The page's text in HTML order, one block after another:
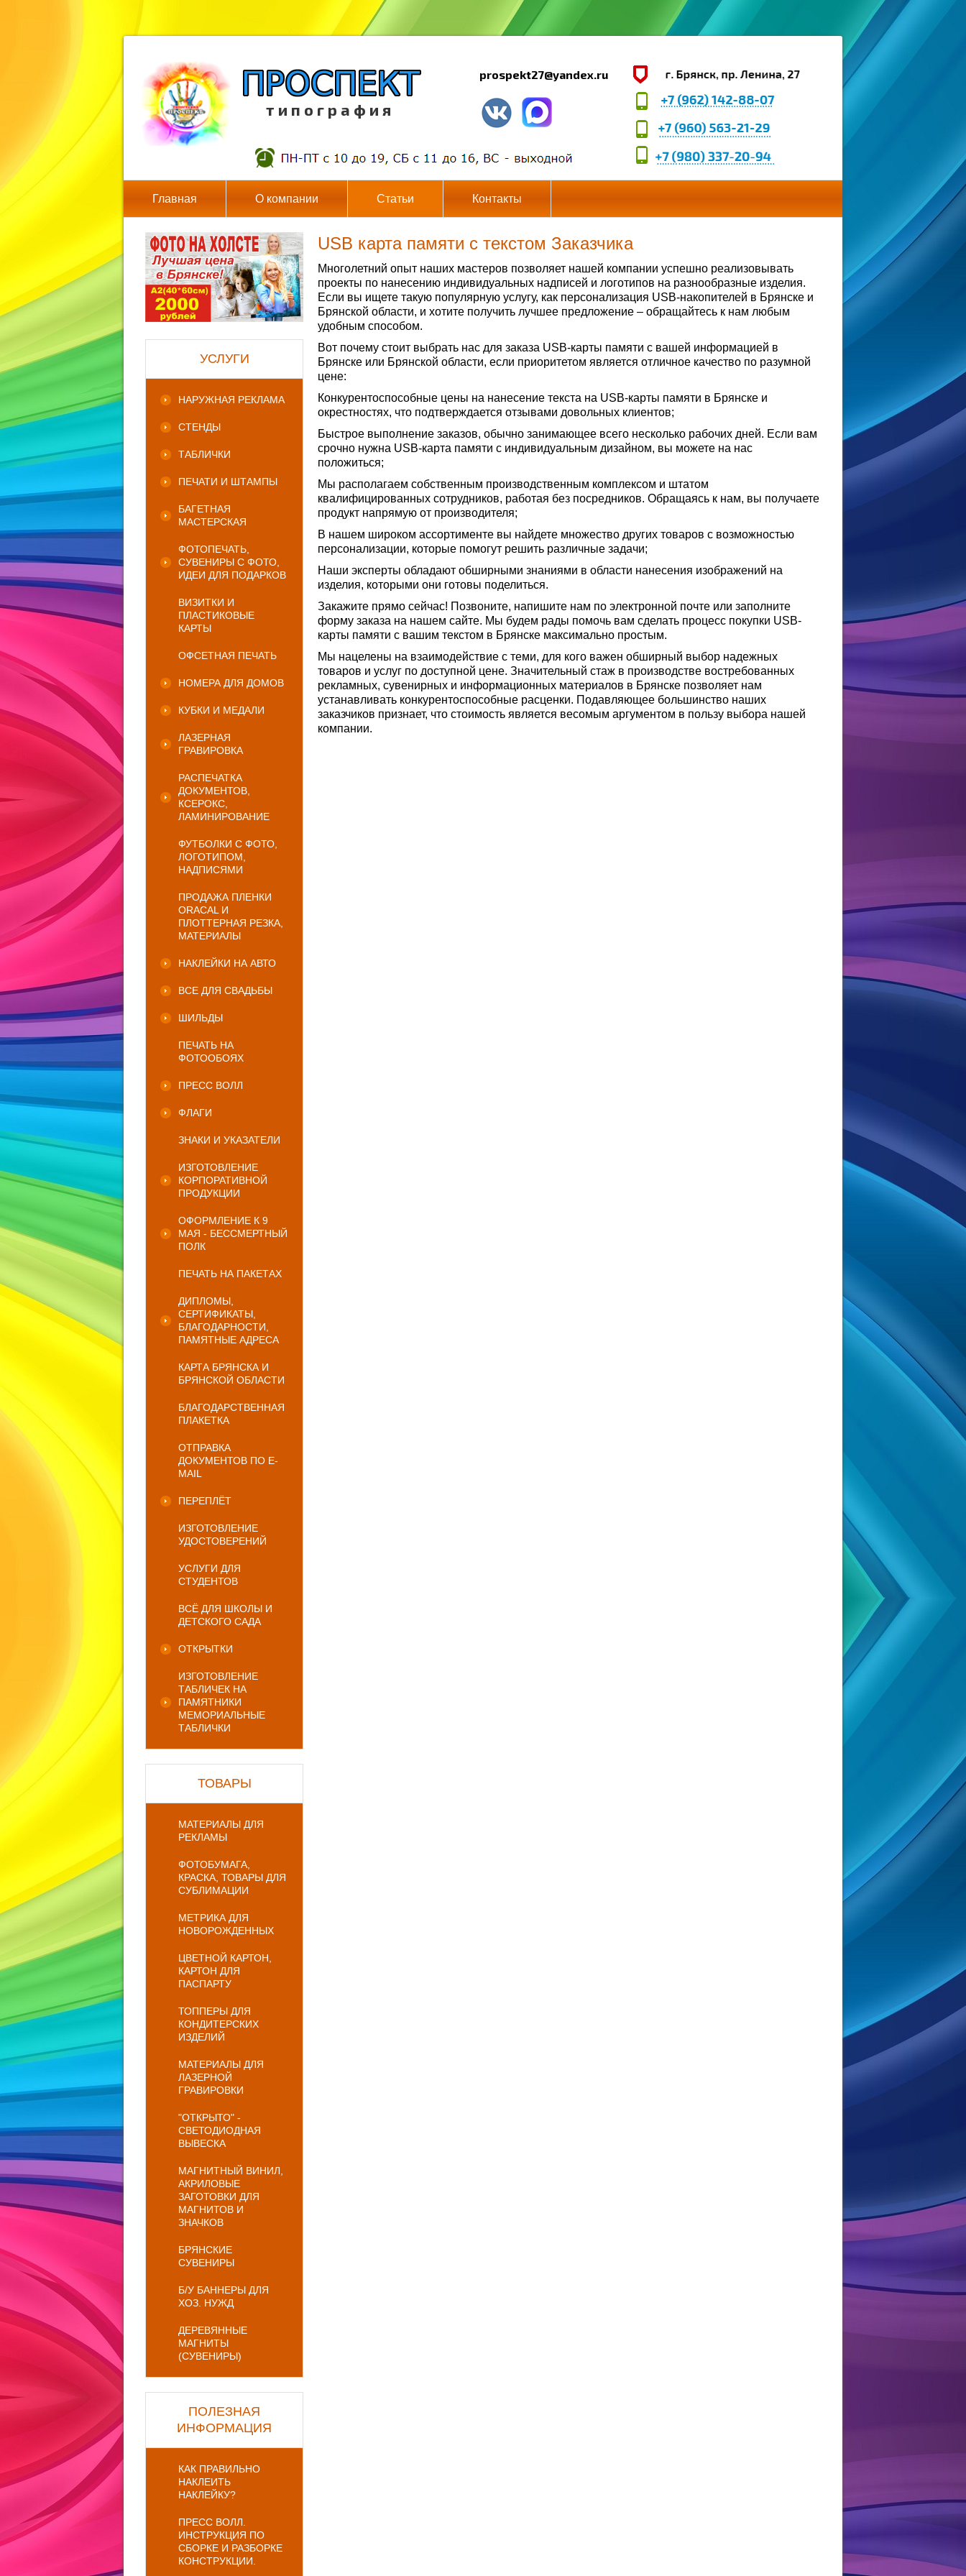
т и п о г р а ф и я
prospekt27@yandex.ru
Главная О компании Статьи Контакты
УСЛУГИ
НАРУЖНАЯ РЕКЛАМА
СТЕНДЫ
ТАБЛИЧКИ
ПЕЧАТИ И ШТАМПЫ
БАГЕТНАЯ
МАСТЕРСКАЯ
ФОТОПЕЧАТЬ,
СУВЕНИРЫ С ФОТО,
ИДЕИ ДЛЯ ПОДАРКОВ
ВИЗИТКИ И
ПЛАСТИКОВЫЕ
КАРТЫ
ОФСЕТНАЯ ПЕЧАТЬ
НОМЕРА ДЛЯ ДОМОВ
КУБКИ И МЕДАЛИ
ЛАЗЕРНАЯ
ГРАВИРОВКА
РАСПЕЧАТКА
ДОКУМЕНТОВ,
КСЕРОКС,
ЛАМИНИРОВАНИЕ
ФУТБОЛКИ С ФОТО,
ЛОГОТИПОМ,
НАДПИСЯМИ
ПРОДАЖА ПЛЕНКИ
ORACAL И
ПЛОТТЕРНАЯ РЕЗКА,
МАТЕРИАЛЫ
НАКЛЕЙКИ НА АВТО
ВСЕ ДЛЯ СВАДЬБЫ
ШИЛЬДЫ
ПЕЧАТЬ НА
ФОТООБОЯХ
ПРЕСС ВОЛЛ
ФЛАГИ
ЗНАКИ И УКАЗАТЕЛИ
ИЗГОТОВЛЕНИЕ
КОРПОРАТИВНОЙ
ПРОДУКЦИИ
ОФОРМЛЕНИЕ К 9
МАЯ - БЕССМЕРТНЫЙ
ПОЛК
ПЕЧАТЬ НА ПАКЕТАХ
ДИПЛОМЫ,
СЕРТИФИКАТЫ,
БЛАГОДАРНОСТИ,
ПАМЯТНЫЕ АДРЕСА
КАРТА БРЯНСКА И
БРЯНСКОЙ ОБЛАСТИ
БЛАГОДАРСТВЕННАЯ
ПЛАКЕТКА
ОТПРАВКА
ДОКУМЕНТОВ ПО E-
MAIL
ПЕРЕПЛЁТ
ИЗГОТОВЛЕНИЕ
УДОСТОВЕРЕНИЙ
УСЛУГИ ДЛЯ
СТУДЕНТОВ
ВСЁ ДЛЯ ШКОЛЫ И
ДЕТСКОГО САДА
ОТКРЫТКИ
ИЗГОТОВЛЕНИЕ
ТАБЛИЧЕК НА
ПАМЯТНИКИ
МЕМОРИАЛЬНЫЕ
ТАБЛИЧКИ
ТОВАРЫ
МАТЕРИАЛЫ ДЛЯ
РЕКЛАМЫ
ФОТОБУМАГА,
КРАСКА, ТОВАРЫ ДЛЯ
СУБЛИМАЦИИ
МЕТРИКА ДЛЯ
НОВОРОЖДЕННЫХ
ЦВЕТНОЙ КАРТОН,
КАРТОН ДЛЯ
ПАСПАРТУ
ТОППЕРЫ ДЛЯ
КОНДИТЕРСКИХ
ИЗДЕЛИЙ
МАТЕРИАЛЫ ДЛЯ
ЛАЗЕРНОЙ
ГРАВИРОВКИ
"ОТКРЫТО" -
СВЕТОДИОДНАЯ
ВЫВЕСКА
МАГНИТНЫЙ ВИНИЛ,
АКРИЛОВЫЕ
ЗАГОТОВКИ ДЛЯ
МАГНИТОВ И
ЗНАЧКОВ
БРЯНСКИЕ
СУВЕНИРЫ
Б/У БАННЕРЫ ДЛЯ
ХОЗ. НУЖД
ДЕРЕВЯННЫЕ
МАГНИТЫ
(СУВЕНИРЫ)
ПОЛЕЗНАЯ
ИНФОРМАЦИЯ
КАК ПРАВИЛЬНО
НАКЛЕИТЬ
НАКЛЕЙКУ?
ПРЕСС ВОЛЛ.
ИНСТРУКЦИЯ ПО
СБОРКЕ И РАЗБОРКЕ
КОНСТРУКЦИИ.
USB карта памяти с текстом Заказчика
Многолетний опыт наших мастеров позволяет нашей компании успешно реализовывать
проекты по нанесению индивидуальных надписей и логотипов на разнообразные изделия.
Если вы ищете такую популярную услугу, как персонализация USB-накопителей в Брянске и
Брянской области, и хотите получить лучшее предложение – обращайтесь к нам любым
удобным способом.
Вот почему стоит выбрать нас для заказа USB-карты памяти с вашей информацией в
Брянске или Брянской области, если приоритетом является отличное качество по разумной
цене:
Конкурентоспособные цены на нанесение текста на USB-карты памяти в Брянске и
окрестностях, что подтверждается отзывами довольных клиентов;
Быстрое выполнение заказов, обычно занимающее всего несколько рабочих дней. Если вам
срочно нужна USB-карта памяти с индивидуальным дизайном, вы можете на нас
положиться;
Мы располагаем собственным производственным комплексом и штатом
квалифицированных сотрудников, работая без посредников. Обращаясь к нам, вы получаете
продукт напрямую от производителя;
В нашем широком ассортименте вы найдете множество других товаров с возможностью
персонализации, которые помогут решить различные задачи;
Наши эксперты обладают обширными знаниями в области нанесения изображений на
изделия, которыми они готовы поделиться.
Закажите прямо сейчас! Позвоните, напишите нам по электронной почте или заполните
форму заказа на нашем сайте. Мы будем рады помочь вам сделать процесс покупки USB-
карты памяти с вашим текстом в Брянске максимально простым.
Мы нацелены на взаимодействие с теми, для кого важен обширный выбор надежных
товаров и услуг по доступной цене. Значительный стаж в производстве востребованных
рекламных, сувенирных и информационных материалов в Брянске позволяет нам
устанавливать конкурентоспособные расценки. Подавляющее большинство наших
заказчиков признает, что стоимость является весомым аргументом в пользу выбора нашей
компании.